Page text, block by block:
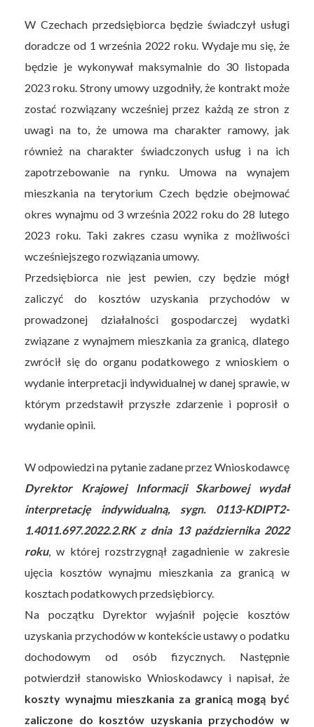
W Czechach przedsiębiorca będzie świadczył usługi
doradcze od 1 września 2022 roku. Wydaje mu się, że
będzie je wykonywał maksymalnie do 30 listopada
2023 roku. Strony umowy uzgodniły, że kontrakt może
zostać rozwiązany wcześniej przez każdą ze stron z
uwagi na to, że umowa ma charakter ramowy, jak
również na charakter świadczonych usług i na ich
zapotrzebowanie na rynku. Umowa na wynajem
mieszkania na terytorium Czech będzie obejmować
okres wynajmu od 3 września 2022 roku do 28 lutego
2023 roku. Taki zakres czasu wynika z możliwości
wcześniejszego rozwiązania umowy.
Przedsiębiorca nie jest pewien, czy będzie mógł
zaliczyć do kosztów uzyskania przychodów w
prowadzonej działalności gospodarczej wydatki
związane z wynajmem mieszkania za granicą, dlatego
zwrócił się do organu podatkowego z wnioskiem o
wydanie interpretacji indywidualnej w danej sprawie, w
którym przedstawił przyszłe zdarzenie i poprosił o
wydanie opinii.
W odpowiedzi na pytanie zadane przez Wnioskodawcę
Dyrektor Krajowej Informacji Skarbowej wydał
interpretację indywidualną, sygn. 0113-KDIPT2-
1.4011.697.2022.2.RK z dnia 13 października 2022
roku, w której rozstrzygnął zagadnienie w zakresie
ujęcia kosztów wynajmu mieszkania za granicą w
kosztach podatkowych przedsiębiorcy.
Na początku Dyrektor wyjaśnił pojęcie kosztów
uzyskania przychodów w kontekście ustawy o podatku
dochodowym od osób fizycznych. Następnie
potwierdził stanowisko Wnioskodawcy i napisał, że
koszty wynajmu mieszkania za granicą mogą być
zaliczone do kosztów uzyskania przychodów w